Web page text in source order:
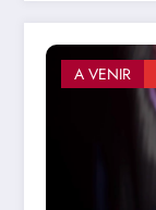
A VENIR